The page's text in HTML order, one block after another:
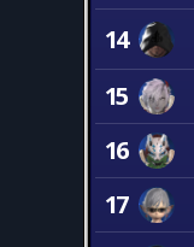
14
15
16
17